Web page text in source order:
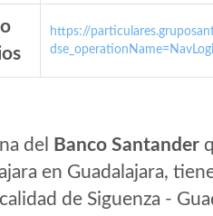
https://
del Banco Santander
en Guadalajara,
de Siguenza -